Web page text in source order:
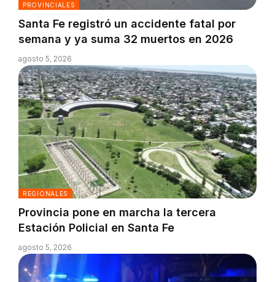
PROVINCIALES
Santa Fe registró un accidente fatal por
semana y ya suma 32 muertos en 2026
agosto 5, 2026
REGIONALES
Provincia pone en marcha la tercera
Estación Policial en Santa Fe
agosto 5, 2026